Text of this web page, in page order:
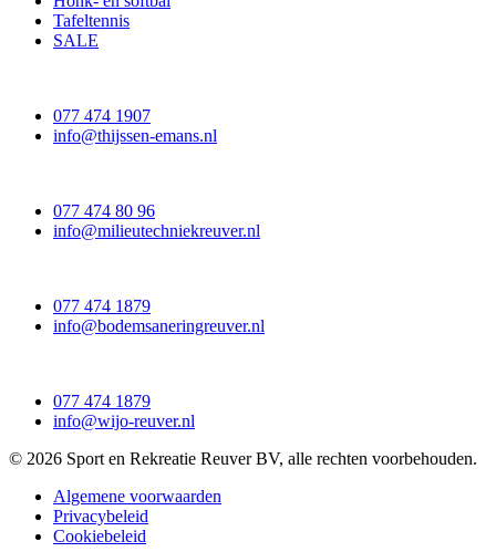
Tafeltennis
SALE
077 474 1907
info@thijssen-emans.nl
077 474 80 96
info@milieutechniekreuver.nl
077 474 1879
info@bodemsaneringreuver.nl
077 474 1879
info@wijo-reuver.nl
© 2026 Sport en Rekreatie Reuver BV, alle rechten voorbehouden.
Algemene voorwaarden
Privacybeleid
Cookiebeleid